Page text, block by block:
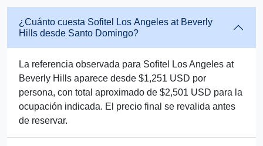
¿Cuánto cuesta Sofitel Los Angeles at Beverly
Hills desde Santo Domingo?
La referencia observada para Sofitel Los Angeles at
Beverly Hills aparece desde $1,251 USD por
persona, con total aproximado de $2,501 USD para la
ocupación indicada. El precio final se revalida antes
de reservar.